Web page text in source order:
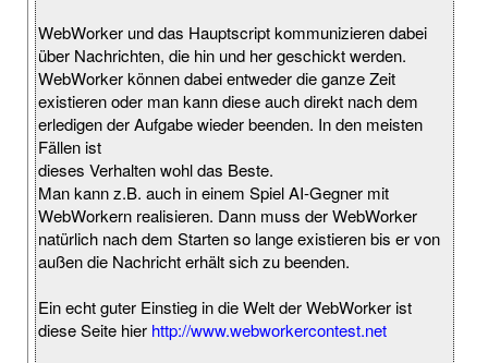
WebWorker und das Hauptscript kommunizieren dabei
über Nachrichten, die hin und her geschickt werden.
WebWorker können dabei entweder die ganze Zeit
existieren oder man kann diese auch direkt nach dem
erledigen der Aufgabe wieder beenden. In den meisten
Fällen ist
dieses Verhalten wohl das Beste.
Man kann z.B. auch in einem Spiel AI-Gegner mit
WebWorkern realisieren. Dann muss der WebWorker
natürlich nach dem Starten so lange existieren bis er von
außen die Nachricht erhält sich zu beenden.
Ein echt guter Einstieg in die Welt der WebWorker ist
diese Seite hier http://www.webworkercontest.net